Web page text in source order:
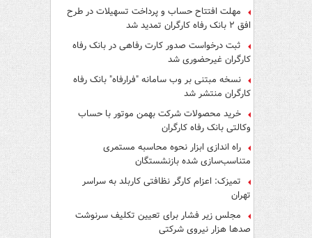
مهلت افتتاح حساب و پرداخت تسهیلات در طرح
افق ۲ بانک رفاه کارگران تمدید شد
ثبت درخواست صدور کارت رفاهی در بانک رفاه
کارگران غیرحضوری شد
نسخه مبتنی بر وب سامانه "فرارفاه" بانک رفاه
کارگران منتشر شد
خرید محصولات شرکت بهمن موتور با حساب
وکالتی بانک رفاه کارگران
راه اندازی ابزار نحوه محاسبه مستمری
متناسب‌سازی شده بازنشستگان
تمیزک: اعزام کارگر نظافتی کاربلد به سراسر
تهران
مجلس زیر فشار برای تعیین تکلیف سرنوشت
صدها هزار نیروی شرکتی